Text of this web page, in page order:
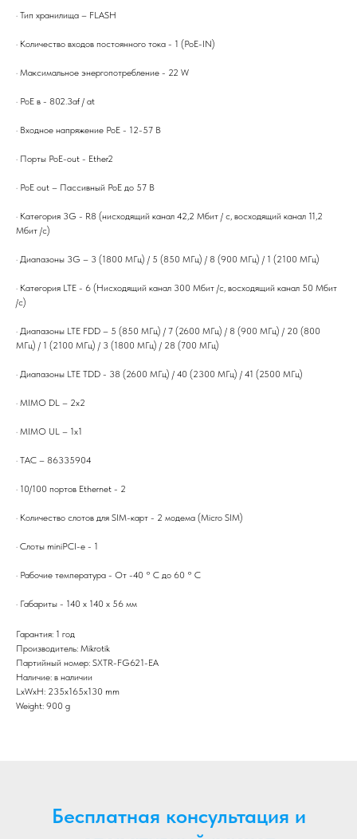
· Тип хранилища – FLASH
· Количество входов постоянного тока - 1 (PoE-IN)
· Максимальное энергопотребление - 22 W
· PoE в - 802.3af / at
· Входное напряжение PoE - 12-57 В
· Порты PoE-out - Ether2
· PoE out – Пассивный PoE до 57 В
· Категория 3G - R8 (нисходящий канал 42,2 Мбит / с, восходящий канал 11,2
Мбит /с)
· Диапазоны 3G – 3 (1800 МГц) / 5 (850 МГц) / 8 (900 МГц) / 1 (2100 МГц)
· Категория LTE - 6 (Нисходящий канал 300 Мбит /с, восходящий канал 50 Мбит
/с)
· Диапазоны LTE FDD – 5 (850 МГц) / 7 (2600 МГц) / 8 (900 МГц) / 20 (800
МГц) / 1 (2100 МГц) / 3 (1800 МГц) / 28 (700 МГц)
· Диапазоны LTE TDD - 38 (2600 МГц) / 40 (2300 МГц) / 41 (2500 МГц)
· MIMO DL – 2х2
· MIMO UL – 1х1
· TAC – 86335904
· 10/100 портов Ethernet - 2
· Количество слотов для SIM-карт - 2 модема (Micro SIM)
· Слоты miniPCI-e - 1
· Рабочие температура - От -40 ° C до 60 ° C
· Габариты - 140 x 140 x 56 мм
Гарантия: 1 год
Производитель: Mikrotik
Партийный номер: SXTR-FG621-EA
Наличие: в наличии
LxWxH: 235x165x130 mm
Weight: 900 g
Бесплатная консультация и